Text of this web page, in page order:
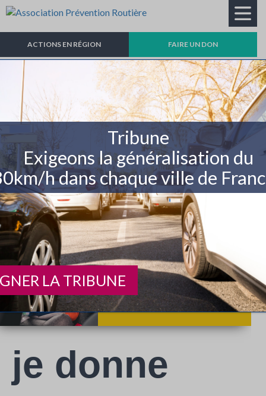
Recherche
ACTIONS EN RÉGION FAIRE UN DON
Bilan de la sécurité
routière 2025 : 3513
personnes ont perdu la vie
sur les routes de France en
2025
Enquête OURSE : La
sécurité des enfants en
voiture est un enjeu majeur
je donne
Tribune
Exigeons la généralisation du
h dans chaque ville de
LA TRIBUNE